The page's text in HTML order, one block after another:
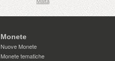
Monete
Nuove Monete
Monete tematiche